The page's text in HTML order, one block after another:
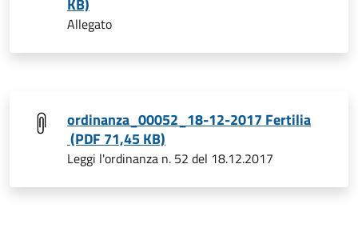
KB)
Allegato
ordinanza_00052_18-12-2017 Fertilia
(PDF 71,45 KB)
Leggi l'ordinanza n. 52 del 18.12.2017